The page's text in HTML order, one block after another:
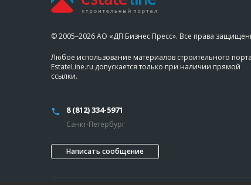
© 2005–2026 АО «ДП Бизнес Пресс». Все права
Любое использование материалов строительного
EstateLine.ru допускается только при наличии прямой
ссылки.
8 (812) 334-5971
Санкт-Петербург
Написать сообщение